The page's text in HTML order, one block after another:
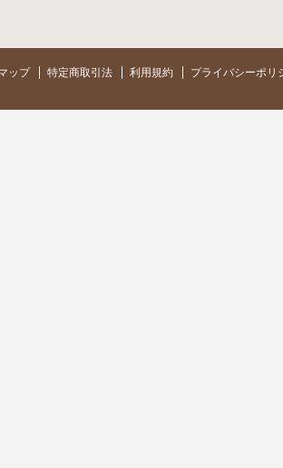
ップ 特定商取引法 利用規約 プライバシーポリ